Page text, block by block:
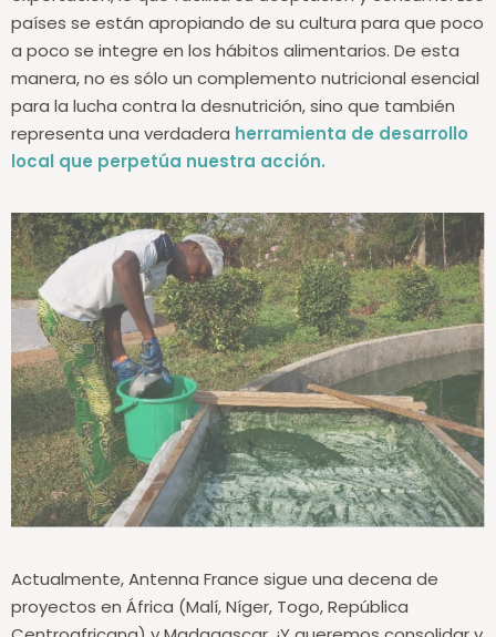
exportación, lo que facilita su aceptación y consumo. Los
países se están apropiando de su cultura para que poco
a poco se integre en los hábitos alimentarios.
De esta
manera, no es sólo un complemento nutricional esencial
para la lucha contra la desnutrición, sino que también
representa una verdaderaherramienta de desarrollo
local que perpetúa nuestra acción.
Actualmente, Antenna France sigue una decena de
proyectos en África (Malí, Níger, Togo, República